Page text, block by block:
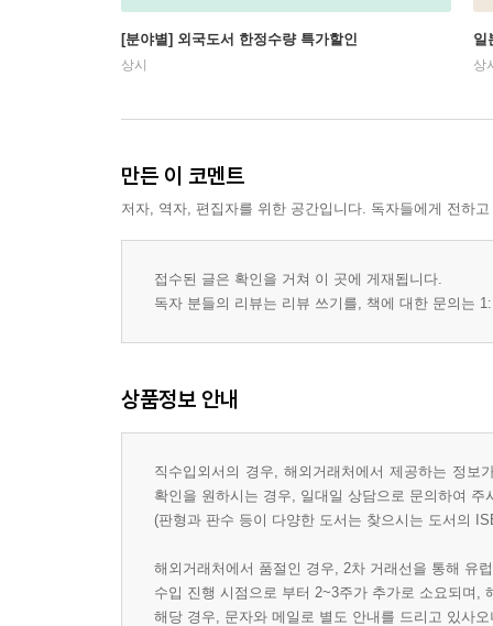
[분야별] 외국도서 한정수량 특가할인
상시
일
상
만든 이 코멘트
저자, 역자, 편집자를 위한 공간입니다. 독자들에게 전하
접수된 글은 확인을 거쳐 이 곳에 게재됩니다.
독자 분들의 리뷰는 리뷰 쓰기를, 책에 대한 문의는
상품정보 안내
직수입외서의 경우, 해외거래처에서 제공하는 정
확인을 원하시는 경우, 일대일 상담으로 문의하여 주
(판형과 판수 등이 다양한 도서는 찾으시는 도서의
해외거래처에서 품절인 경우, 2차 거래선을 통해 유
수입 진행 시점으로 부터 2~3주가 추가로 소요되며,
해당 경우, 문자와 메일로 별도 안내를 드리고 있사